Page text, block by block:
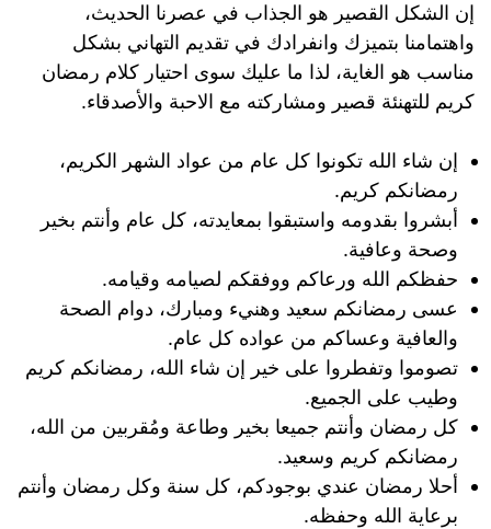
إن الشكل القصير هو الجذاب في عصرنا الحديث،
واهتمامنا بتميزك وانفرادك في تقديم التهاني بشكل
مناسب هو الغاية، لذا ما عليك سوى احتيار كلام رمضان
كريم للتهنئة قصير ومشاركته مع الاحبة والأصدقاء.
إن شاء الله تكونوا كل عام من عواد الشهر الكريم،
رمضانكم كريم.
أبشروا بقدومه واستبقوا بمعايدته، كل عام وأنتم بخير
وصحة وعافية.
حفظكم الله ورعاكم ووفقكم لصيامه وقيامه.
عسى رمضانكم سعيد وهنيء ومبارك، دوام الصحة
والعافية وعساكم من عواده كل عام.
تصوموا وتفطروا على خير إن شاء الله، رمضانكم كريم
وطيب على الجميع.
كل رمضان وأنتم جميعا بخير وطاعة ومُقربين من الله،
رمضانكم كريم وسعيد.
أحلا رمضان عندي بوجودكم، كل سنة وكل رمضان وأنتم
برعاية الله وحفظه.